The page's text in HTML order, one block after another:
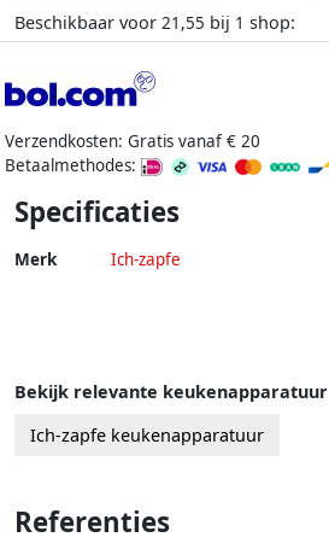
Beschikbaar voor 21,55 bij 1 shop:
Verzendkosten: Gratis vanaf € 20
Betaalmethodes:
Specificaties
Merk Ich-zapfe
Bekijk relevante keukenapparatuur
Ich-zapfe keukenapparatuur
Referenties